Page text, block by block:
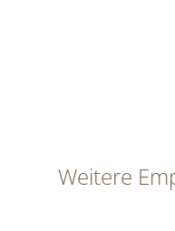
Weitere